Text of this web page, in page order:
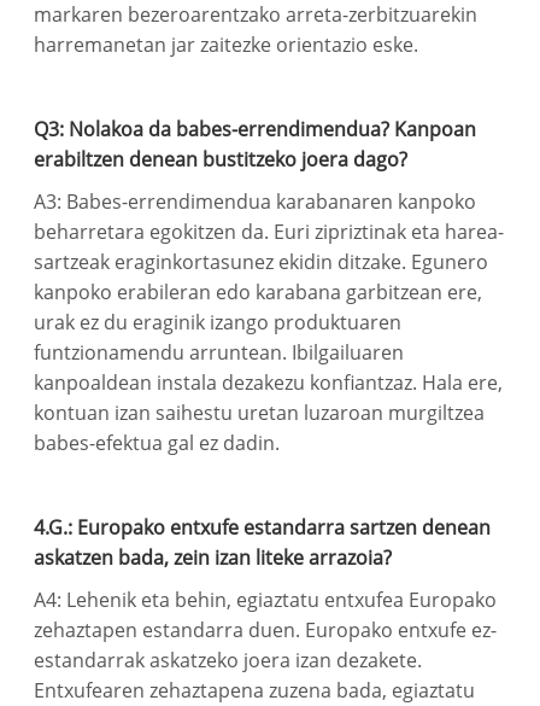
markaren bezeroarentzako arreta-zerbitzuarekin
harremanetan jar zaitezke orientazio eske.
Q3: Nolakoa da babes-errendimendua? Kanpoan
erabiltzen denean bustitzeko joera dago?
A3: Babes-errendimendua karabanaren kanpoko
beharretara egokitzen da. Euri zipriztinak eta harea-
sartzeak eraginkortasunez ekidin ditzake. Egunero
kanpoko erabileran edo karabana garbitzean ere,
urak ez du eraginik izango produktuaren
funtzionamendu arruntean. Ibilgailuaren
kanpoaldean instala dezakezu konfiantzaz. Hala ere,
kontuan izan saihestu uretan luzaroan murgiltzea
babes-efektua gal ez dadin.
4.G.: Europako entxufe estandarra sartzen denean
askatzen bada, zein izan liteke arrazoia?
A4: Lehenik eta behin, egiaztatu entxufea Europako
zehaztapen estandarra duen. Europako entxufe ez-
estandarrak askatzeko joera izan dezakete.
Entxufearen zehaztapena zuzena bada, egiaztatu